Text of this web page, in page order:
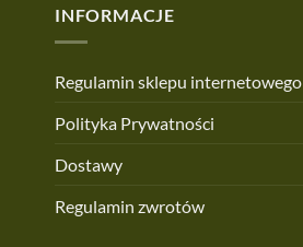
INFORMACJE
Regulamin sklepu internetowego
Polityka Prywatności
Dostawy
Regulamin zwrotów